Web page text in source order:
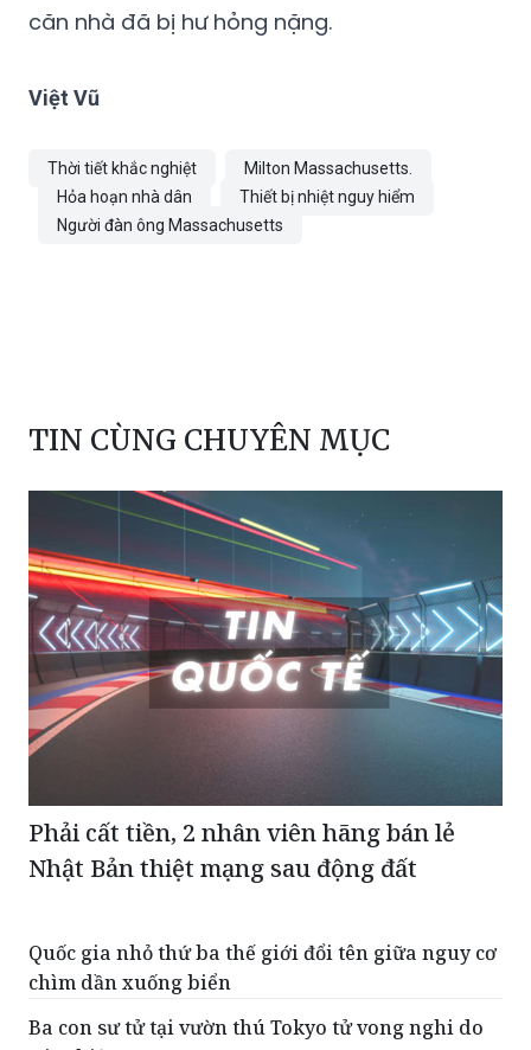
căn nhà đã bị hư hỏng nặng.
Việt Vũ
Thời tiết khắc nghiệt
Milton Massachusetts.
Hỏa hoạn nhà dân
Thiết bị nhiệt nguy hiểm
Người đàn ông Massachusetts
TIN CÙNG CHUYÊN MỤC
Phải cất tiền, 2 nhân viên hãng bán lẻ
Nhật Bản thiệt mạng sau động đất
Quốc gia nhỏ thứ ba thế giới đổi tên giữa nguy cơ
chìm dần xuống biển
Ba con sư tử tại vườn thú Tokyo tử vong nghi do